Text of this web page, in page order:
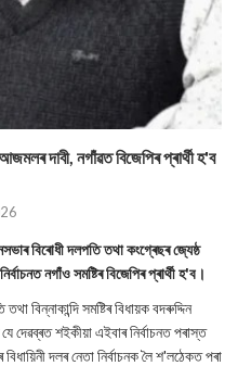
দাবী, নগাঁৱত বিজেপিৰ প্ৰাৰ্থী হ'ব
বিৰোধী দলপতি তথা কংগ্ৰেছৰ জ্যেষ্ঠ
নগাঁও সমষ্টিৰ বিজেপিৰ প্ৰাৰ্থী হ'ব।
বিন্নাকান্দি সমষ্টিৰ বিধায়ক বদৰুদ্দিন
শইকীয়া এইবাৰ নিৰ্বাচনত পৰাস্ত
দলৰ নেতা নির্বাচনক লৈ শ'লঠেকত পৰা